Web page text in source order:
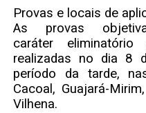
Provas e locais de
As provas
caráter
realizadas no dia 8
período da tarde,
Cacoal, Guajará-
Vilhena.